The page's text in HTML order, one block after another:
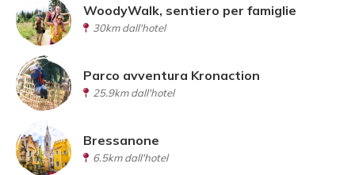
WoodyWalk, sentiero per famiglie
30km dall'hotel
Parco avventura Kronaction
25.9km dall'hotel
Bressanone
6.5km dall'hotel